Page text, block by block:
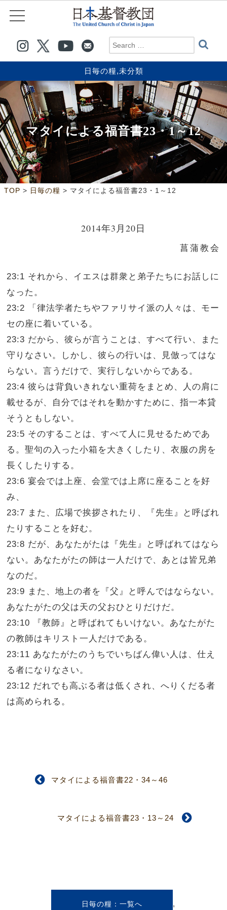
日毎の糧,未分類
マタイによる福音書23・1～12
TOP > 日毎の糧 > マタイによる福音書23・1～12
2014年3月20日
菖蒲教会
23:1 それから、イエスは群衆と弟子たちにお話しに
なった。
23:2 「律法学者たちやファリサイ派の人々は、モー
セの座に着いている。
23:3 だから、彼らが言うことは、すべて行い、また
守りなさい。しかし、彼らの行いは、見倣ってはな
らない。言うだけで、実行しないからである。
23:4 彼らは背負いきれない重荷をまとめ、人の肩に
載せるが、自分ではそれを動かすために、指一本貸
そうともしない。
23:5 そのすることは、すべて人に見せるためであ
る。聖句の入った小箱を大きくしたり、衣服の房を
長くしたりする。
23:6 宴会では上座、会堂では上席に座ることを好
み、
23:7 また、広場で挨拶されたり、『先生』と呼ばれ
たりすることを好む。
23:8 だが、あなたがたは『先生』と呼ばれてはなら
ない。あなたがたの師は一人だけで、あとは皆兄弟
なのだ。
23:9 また、地上の者を『父』と呼んではならない。
あなたがたの父は天の父おひとりだけだ。
23:10 『教師』と呼ばれてもいけない。あなたがた
の教師はキリスト一人だけである。
23:11 あなたがたのうちでいちばん偉い人は、仕え
る者になりなさい。
23:12 だれでも高ぶる者は低くされ、へりくだる者
は高められる。
マタイによる福音書22・34～46
マタイによる福音書23・13～24
日毎の糧 ,